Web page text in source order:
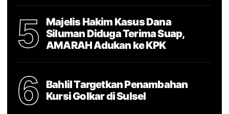
5
Majelis Hakim Kasus Dana
Siluman Diduga Terima Suap,
AMARAH Adukan ke KPK
6
Bahlil Targetkan Penambahan
Kursi Golkar di Sulsel